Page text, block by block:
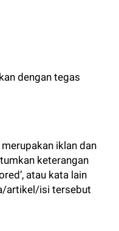
dengan tegas
iklan dan
keterangan
atau kata lain
artikel/isi tersebut